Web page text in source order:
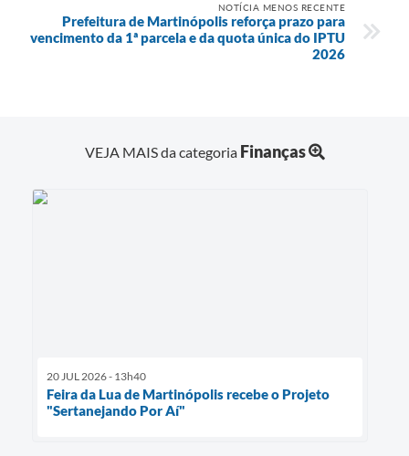
NOTÍCIA MENOS RECENTE
Prefeitura de Martinópolis reforça prazo para
vencimento da 1ª parcela e da quota única do IPTU
2026
VEJA MAIS da categoria Finanças
20 JUL 2026 - 13h40
Feira da Lua de Martinópolis recebe o Projeto
"Sertanejando Por Aí"